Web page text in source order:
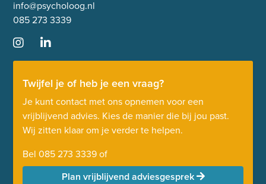
info@psycholoog.nl
085 273 3339
Twijfel je of heb je een vraag?
Je kunt contact met ons opnemen voor een
vrijblijvend advies. Kies de manier die bij jou past.
Wij zitten klaar om je verder te helpen.
Bel 085 273 3339of
Plan vrijblijvend adviesgesprek